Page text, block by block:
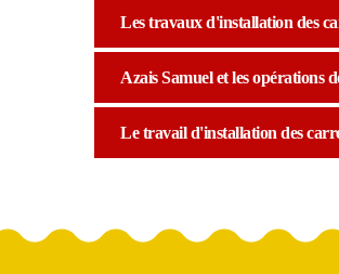
Les travaux d'installation des
Azais Samuel et les opérations
Le travail d'installation des